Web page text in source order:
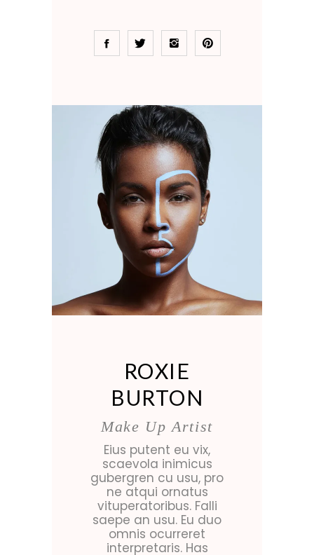
ROXIE
BURTON
Make Up Artist
Eius putent eu vix,
scaevola inimicus
gubergren cu usu, pro
ne atqui ornatus
vituperatoribus. Falli
saepe an usu. Eu duo
omnis ocurreret
interpretaris. Has